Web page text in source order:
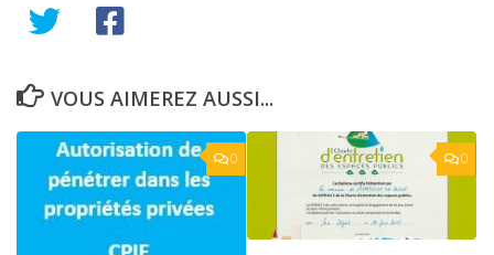
VOUS AIMEREZ AUSSI...
0 0